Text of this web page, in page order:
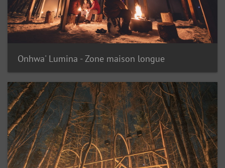
Onhwa' Lumina - Zone maison longue